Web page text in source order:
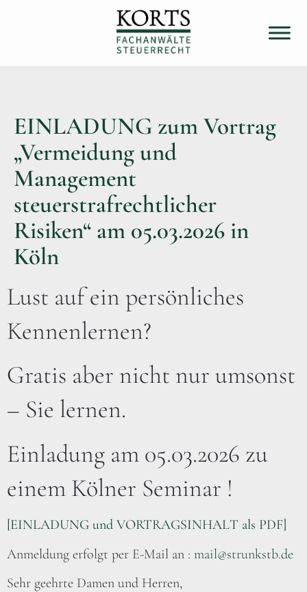
EINLADUNG zum Vortrag
„Vermeidung und
Management
steuerstrafrechtlicher
Risiken“ am 05.03.2026 in
Köln
Lust auf ein persönliches
Kennenlernen?
Gratis aber nicht nur umsonst
– Sie lernen.
Einladung am 05.03.2026 zu
einem Kölner Seminar !
[EINLADUNG und VORTRAGSINHALT als PDF]
Anmeldung erfolgt per E-Mail an : mail@strunkstb.de
Sehr geehrte Damen und Herren,